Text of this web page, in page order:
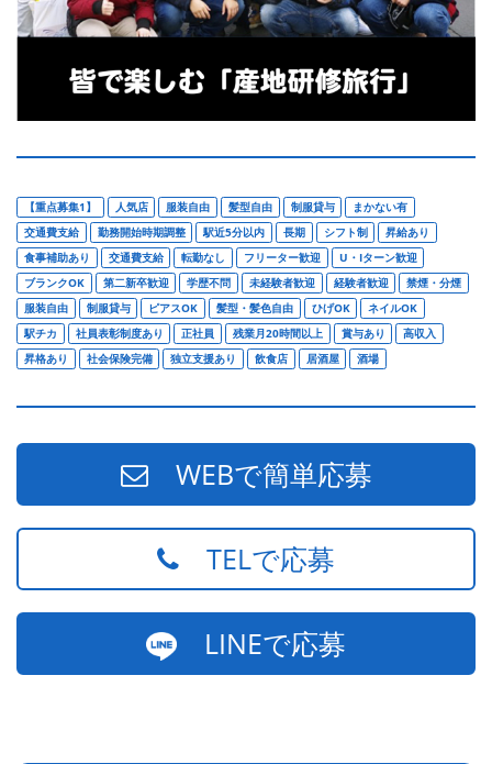
【重点募集1】 人気店 服装自由 髪型自由 制服貸与
まかない有
交通費支給
勤務開始時期調整 駅近5分以内 長期 シフト制
昇給あり
食事補助あり
交通費支給 転勤なし フリーター歓迎
U・Iターン歓迎
ブランクOK
第二新卒歓迎 学歴不問 未経験者歓迎 経験者歓迎
禁煙・分煙
服装自由
制服貸与 ピアスOK 髪型・髪色自由 ひげOK
ネイルOK
駅チカ
社員表彰制度あり 正社員 残業月20時間以上 賞与あり
高収入
昇格あり
社会保険完備 独立支援あり 飲食店 居酒屋 酒場
WEBで簡単応募
TELで応募
LINEで応募